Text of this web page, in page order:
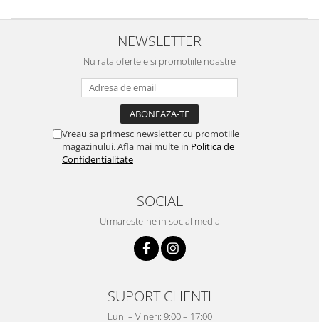
NEWSLETTER
Nu rata ofertele si promotiile noastre
Vreau sa primesc newsletter cu promotiile
magazinului. Afla mai multe in Politica de
Confidentialitate
SOCIAL
Urmareste-ne in social media
SUPORT CLIENTI
Luni – Vineri: 9:00 – 17:00